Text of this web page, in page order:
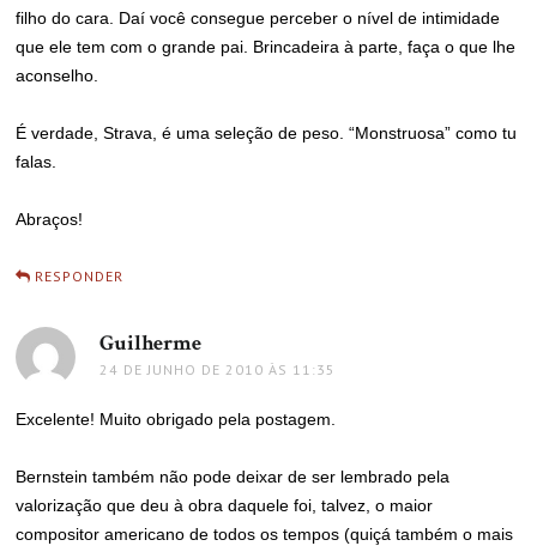
filho do cara. Daí você consegue perceber o nível de intimidade
que ele tem com o grande pai. Brincadeira à parte, faça o que lhe
aconselho.
É verdade, Strava, é uma seleção de peso. “Monstruosa” como tu
falas.
Abraços!
RESPONDER
Guilherme
24 DE JUNHO DE 2010 ÀS 11:35
Excelente! Muito obrigado pela postagem.
Bernstein também não pode deixar de ser lembrado pela
valorização que deu à obra daquele foi, talvez, o maior
compositor americano de todos os tempos (quiçá também o mais